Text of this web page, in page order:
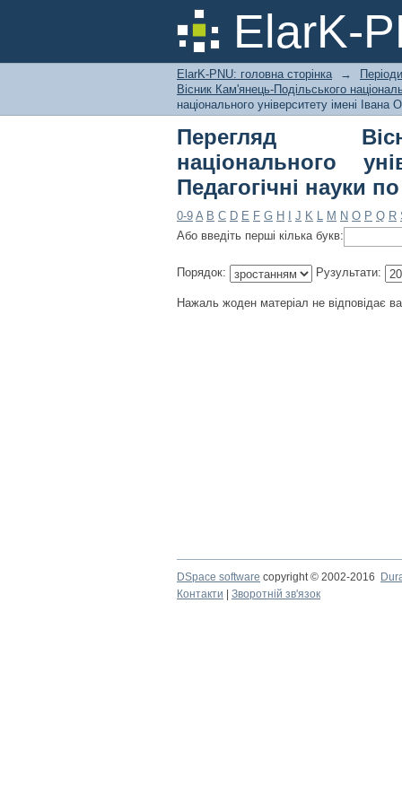
ElarK-
Перегляд Вісник
Івана Огієнка.
ElarK-PNU: головна сторінка →
Вісник Кам'янець-Подільського
національного університету імені Івана
Перегляд
національного
Педагогічні науки по
0-9 A B C D E F G H J K L M N O P Q R
Або введіть перші кілька букв:
Порядок: Рузультати:
Нажаль жоден матеріал не відповідає
DSpace software copyright © 2002-2016
Контакти
Зворотній зв'язок